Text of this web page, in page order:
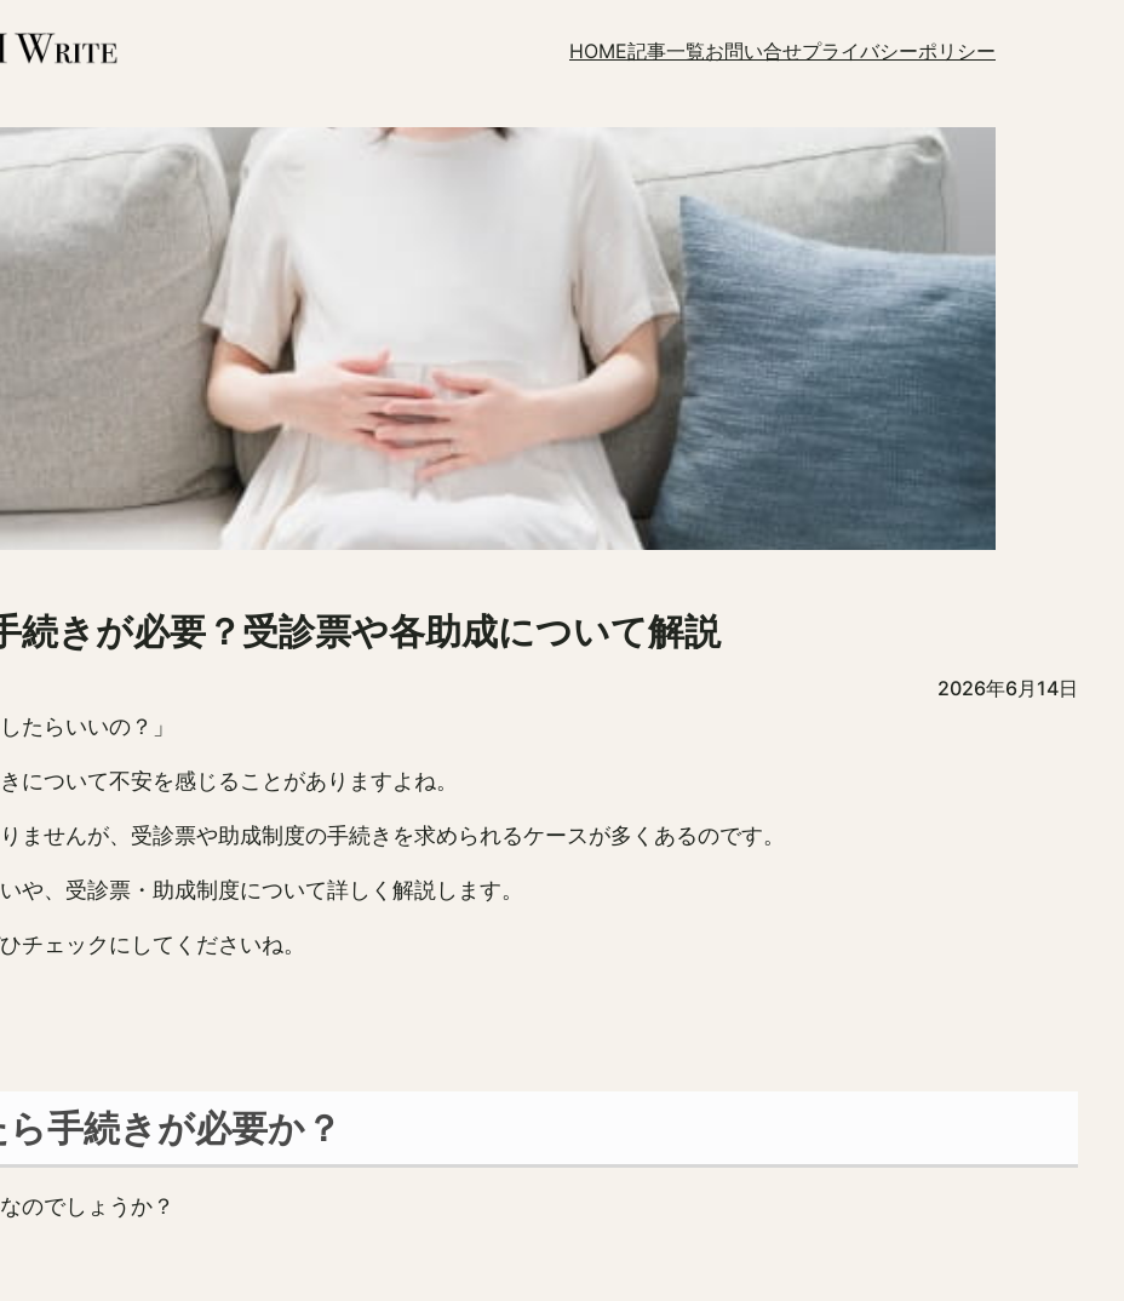
HOME記事一覧お問い合せプライバシーポリシー
続きが必要？受診票や各助成について解説
2026年6月14日
たらいいの？」
について不安を感じることがありますよね。
ませんが、受診票や助成制度の手続きを求められるケースが多くあるのです。
、受診票・助成制度について詳しく解説します。
チェックにしてくださいね。
手続きが必要か？
のでしょうか？